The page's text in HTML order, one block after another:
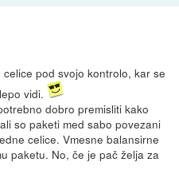
pod svojo kontrolo, kar se
vidi.
dobro premisliti kako
so paketi med sabo povezani
celice. Vmesne balansirne
paketu. No, če je pač želja za